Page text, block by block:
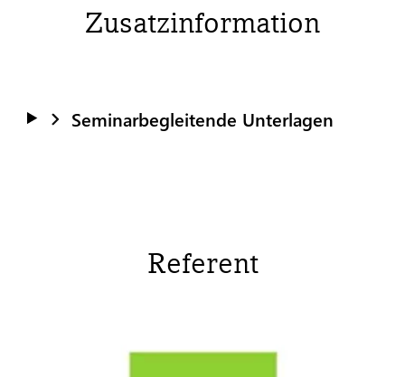
Zusatzinformation
Seminarbegleitende Unterlagen
Referent